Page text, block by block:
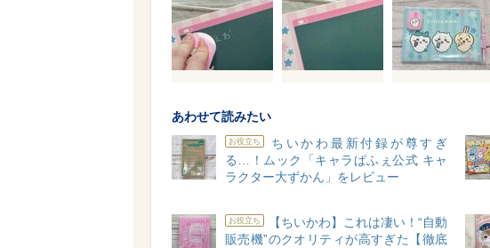
あわせて読みたい
お役立ち
ちいかわ最新付録が尊すぎ
る…！ムック「キャラぱふぇ公式 キャ
ラクター大ずかん」をレビュー
お役立ち
【ちいかわ】これは凄い！“自動
販売機”のクオリティが高すぎた【徹底